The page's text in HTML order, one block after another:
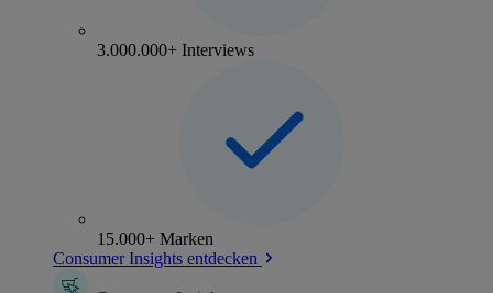
3.000.000+ Interviews
15.000+ Marken
Consumer Insights entdecken